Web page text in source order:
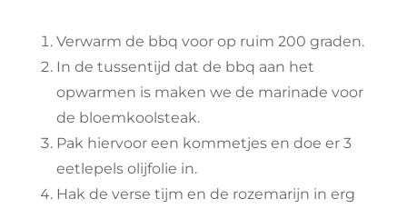
Verwarm de bbq voor op ruim 200 graden.
In de tussentijd dat de bbq aan het
opwarmen is maken we de marinade voor
de bloemkoolsteak.
Pak hiervoor een kommetjes en doe er 3
eetlepels olijfolie in.
Hak de verse tijm en de rozemarijn in erg